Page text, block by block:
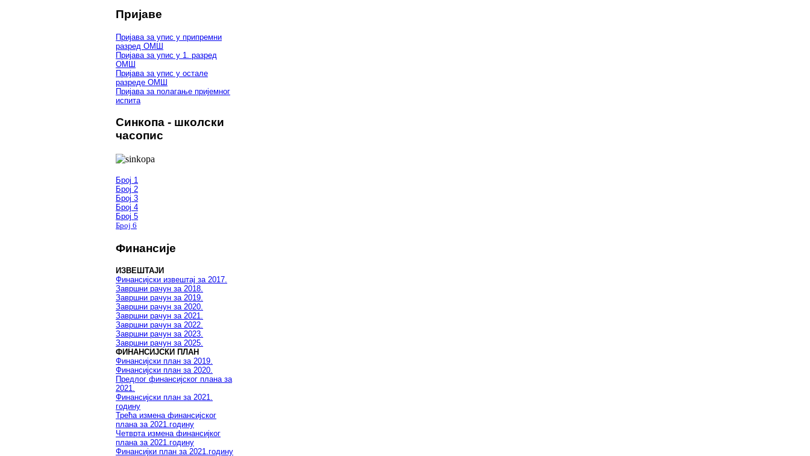
Пријаве
Пријава за упис у припремни
разред ОМШ
Пријава за упис у 1. разред
ОМШ
Пријава за упис у остале
разреде ОМШ
Пријава за полагање пријемног
испита
Синкопа - школски
часопис
Број 1
Број 2
Број 3
Број 4
Број 5
Број 6
Финансије
ИЗВЕШТАЈИ
Финансијски извештај за 2017.
Завршни рачун за 2018.
Завршни рачун за 2019.
Завршни рачун за 2020.
Завршни рачун за 2021.
Завршни рачун за 2022.
Завршни рачун за 2023.
Завршни рачун за 2025.
ФИНАНСИЈСКИ ПЛАН
Финансијски план за 2019.
Финансијски план за 2020.
Предлог финансијског плана за
2021.
Финансијски план за 2021.
годину
Трећа измена финансијског
плана за 2021.годину
Четврта измена финансијког
плана за 2021.годину
Финансијки план за 2021.годину